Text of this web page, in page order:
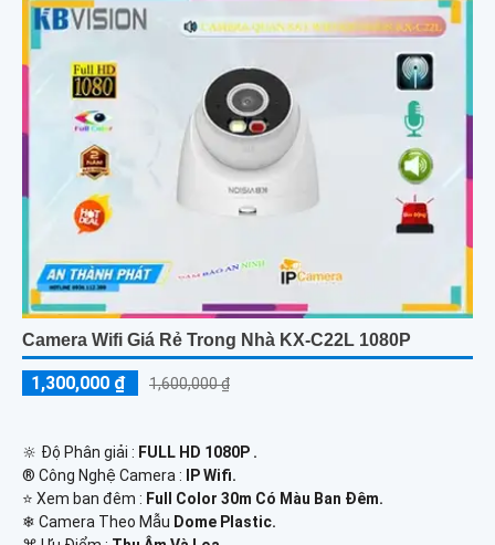
Camera Wifi Giá Rẻ Trong Nhà KX-C22L 1080P
1,300,000 ₫ 1,600,000 ₫
🔆 Độ Phân giải : FULL HD 1080P .
®️ Công Nghệ Camera :
IP Wifi.
⭐ Xem ban đêm : Full Color 30m Có Màu Ban Ðêm.
❄ Camera Theo Mẫu Dome Plastic.